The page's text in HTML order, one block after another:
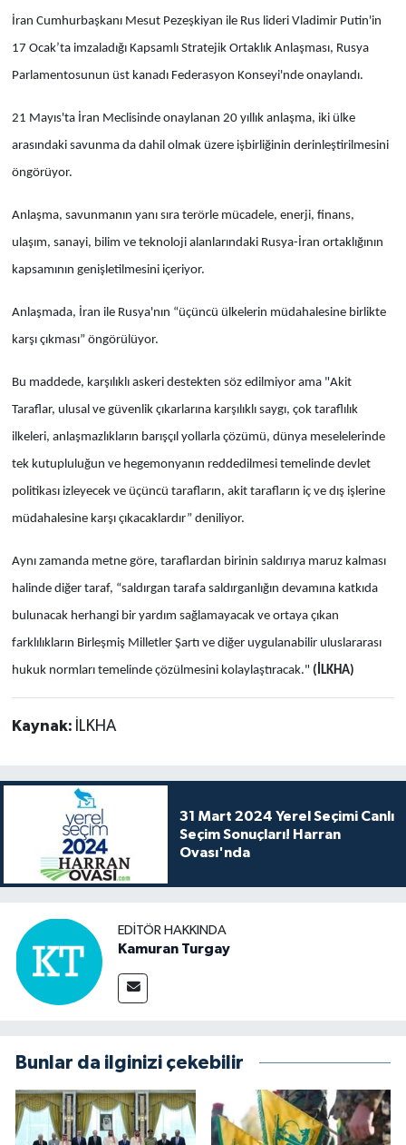
İran Cumhurbaşkanı Mesut Pezeşkiyan ile Rus lideri Vladimir Putin'in
17 Ocak’ta imzaladığı Kapsamlı Stratejik Ortaklık Anlaşması, Rusya
Parlamentosunun üst kanadı Federasyon Konseyi'nde onaylandı.
21 Mayıs'ta İran Meclisinde onaylanan 20 yıllık anlaşma, iki ülke
arasındaki savunma da dahil olmak üzere işbirliğinin derinleştirilmesini
öngörüyor.
Anlaşma, savunmanın yanı sıra terörle mücadele, enerji, finans,
ulaşım, sanayi, bilim ve teknoloji alanlarındaki Rusya-İran ortaklığının
kapsamının genişletilmesini içeriyor.
Anlaşmada, İran ile Rusya'nın “üçüncü ülkelerin müdahalesine birlikte
karşı çıkması” öngörülüyor.
Bu maddede, karşılıklı askeri destekten söz edilmiyor ama "Akit
Taraflar, ulusal ve güvenlik çıkarlarına karşılıklı saygı, çok taraflılık
ilkeleri, anlaşmazlıkların barışçıl yollarla çözümü, dünya meselelerinde
tek kutupluluğun ve hegemonyanın reddedilmesi temelinde devlet
politikası izleyecek ve üçüncü tarafların, akit tarafların iç ve dış işlerine
müdahalesine karşı çıkacaklardır” deniliyor.
Aynı zamanda metne göre, taraflardan birinin saldırıya maruz kalması
halinde diğer taraf, “saldırgan tarafa saldırganlığın devamına katkıda
bulunacak herhangi bir yardım sağlamayacak ve ortaya çıkan
farklılıkların Birleşmiş Milletler Şartı ve diğer uygulanabilir uluslararası
hukuk normları temelinde çözülmesini kolaylaştıracak." (İLKHA)
Kaynak: İLKHA
31 Mart 2024 Yerel Seçimi Canlı
Seçim Sonuçları! Harran
Ovası'nda
EDITÖR HAKKINDA
Kamuran Turgay
Bunlar da ilginizi çekebilir